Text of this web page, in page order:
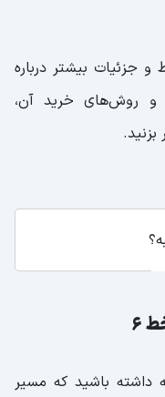
جزئیات بیشتر درباره
و روش‌های خرید آن،
6
داشته باشید که مسیر